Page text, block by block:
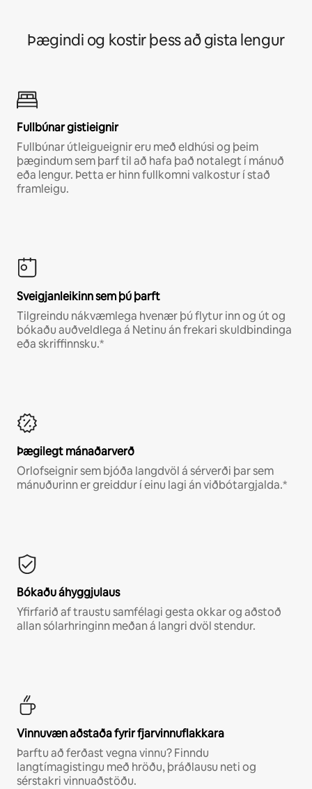
Þægindi og kostir þess að gista lengur
Fullbúnar gistieignir
Fullbúnar útleigueignir eru með eldhúsi og þeim
þægindum sem þarf til að hafa það notalegt í mánuð
eða lengur. Þetta er hinn fullkomni valkostur í stað
framleigu.
Sveigjanleikinn sem þú þarft
Tilgreindu nákvæmlega hvenær þú flytur inn og út og
bókaðu auðveldlega á Netinu án frekari skuldbindinga
eða skriffinnsku.*
Þægilegt mánaðarverð
Orlofseignir sem bjóða langdvöl á sérverði þar sem
mánuðurinn er greiddur í einu lagi án viðbótargjalda.*
Bókaðu áhyggjulaus
Yfirfarið af traustu samfélagi gesta okkar og aðstoð
allan sólarhringinn meðan á langri dvöl stendur.
Vinnuvæn aðstaða fyrir fjarvinnuflakkara
Þarftu að ferðast vegna vinnu? Finndu
langtímagistingu með hröðu, þráðlausu neti og
sérstakri vinnuaðstöðu.